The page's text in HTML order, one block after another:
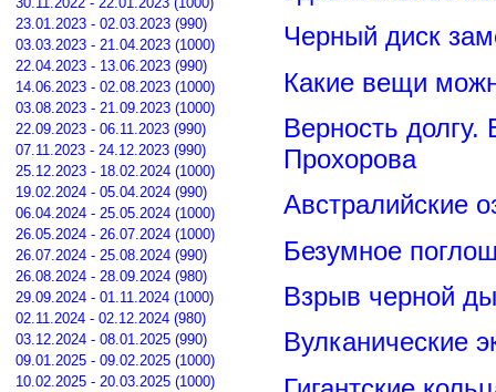
23.01.2023 - 02.03.2023 (990)
03.03.2023 - 21.04.2023 (1000)
22.04.2023 - 13.06.2023 (990)
14.06.2023 - 02.08.2023 (1000)
03.08.2023 - 21.09.2023 (1000)
22.09.2023 - 06.11.2023 (990)
07.11.2023 - 24.12.2023 (990)
25.12.2023 - 18.02.2024 (1000)
19.02.2024 - 05.04.2024 (990)
06.04.2024 - 25.05.2024 (1000)
26.05.2024 - 26.07.2024 (1000)
26.07.2024 - 25.08.2024 (990)
26.08.2024 - 28.09.2024 (980)
29.09.2024 - 01.11.2024 (1000)
02.11.2024 - 02.12.2024 (980)
03.12.2024 - 08.01.2025 (990)
09.01.2025 - 09.02.2025 (1000)
10.02.2025 - 20.03.2025 (1000)
Черный диск
Какие вещи
Верность
Прохорова
Австралийские
Безумное
Взрыв черной
Вулканические